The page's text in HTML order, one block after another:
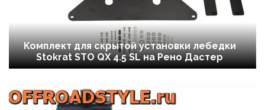
Комплект для скрытой установки лебедки
Stokrat STO QX 4.5 SL на Рено Дастер